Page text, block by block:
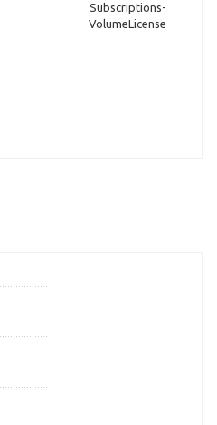
Subscriptions-
VolumeLicense